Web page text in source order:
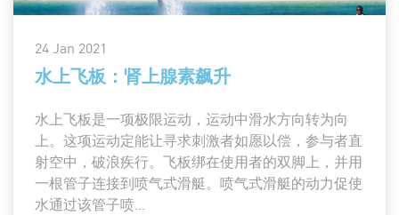
24 Jan 2021
水上飞板：肾上腺素飙升
水上飞板是一项极限运动，运动中滑水方向转为向
上。这项运动定能让寻求刺激者如愿以偿，参与者直
射空中，破浪疾行。飞板绑在使用者的双脚上，并用
一根管子连接到喷气式滑艇。喷气式滑艇的动力促使
水通过该管子喷...